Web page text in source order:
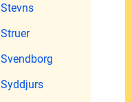
Stevns
Struer
Svendborg
Syddjurs